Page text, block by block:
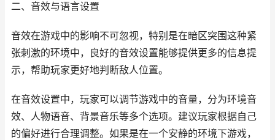
二、音效与语言设置
音效在游戏中的影响不可忽视，特别是在暗区突围这种紧
张刺激的环境中，良好的音效设置能够提供更多的信息提
示，帮助玩家更好地判断敌人位置。
在音效设置中，玩家可以调节游戏中的音量，分为环境音
效、人物语音、背景音乐等多个选项。建议玩家根据自己
的偏好进行合理调整。如果是在一个安静的环境下游戏，